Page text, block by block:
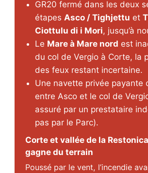
GR20 fermé dans les deux
étapes Asco / Tighjettu et
Ciottulu di i Mori, jusqu’à
Le Mare à Mare nord est
du col de Vergio à Corte, la
des feux restant incertaine.
Une navette privée payante
entre Asco et le col de
assuré par un prestataire
pas par le Parc).
Corte et vallée de la
gagne du terrain
Poussé par le vent, l’incendie